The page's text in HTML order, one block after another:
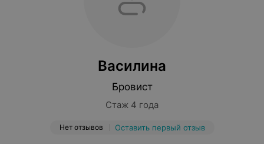
Василина
Бровист
Стаж 4 года
Нет отзывов Оставить первый отзыв